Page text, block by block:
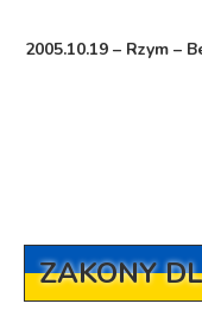
2005.10.19 – Rzym –
ZAKONY